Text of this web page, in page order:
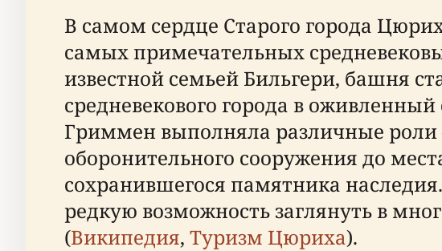
В самом сердце Старого города
самых примечательных
известной семьей Бильгери, башня
средневекового города в
Гриммен выполняла различные роли
оборонительного сооружения до
сохранившегося памятника
редкую возможность заглянуть в
(Википедия, Туризм Цюриха).